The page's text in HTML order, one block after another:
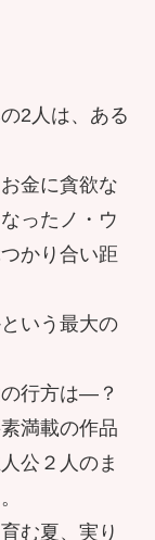
2人は、ある
金に貪欲な
ったノ・ウ
かり合い距
いう最大の
行方は―？
満載の作品
公２人のま
む夏、実り